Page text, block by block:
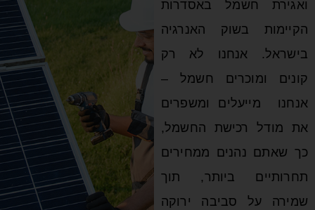
באסדרות
האנרגיה
לא רק
חשמל –
ומשפרים
החשמל,
ממחירים
ביותר, תוך
סביבה ירוקה